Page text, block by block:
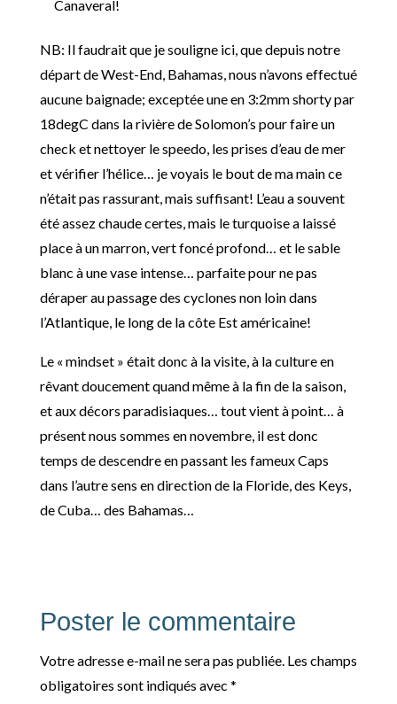
Canaveral!
NB: Il faudrait que je souligne ici, que depuis notre
départ de West-End, Bahamas, nous n’avons effectué
aucune baignade; exceptée une en 3:2mm shorty par
18degC dans la rivière de Solomon’s pour faire un
check et nettoyer le speedo, les prises d’eau de mer
et vérifier l’hélice… je voyais le bout de ma main ce
n’était pas rassurant, mais suffisant! L’eau a souvent
été assez chaude certes, mais le turquoise a laissé
place à un marron, vert foncé profond… et le sable
blanc à une vase intense… parfaite pour ne pas
déraper au passage des cyclones non loin dans
l’Atlantique, le long de la côte Est américaine!
Le « mindset » était donc à la visite, à la culture en
rêvant doucement quand même à la fin de la saison,
et aux décors paradisiaques… tout vient à point… à
présent nous sommes en novembre, il est donc
temps de descendre en passant les fameux Caps
dans l’autre sens en direction de la Floride, des Keys,
de Cuba… des Bahamas…
Poster le commentaire
Votre adresse e-mail ne sera pas publiée. Les champs
obligatoires sont indiqués avec *